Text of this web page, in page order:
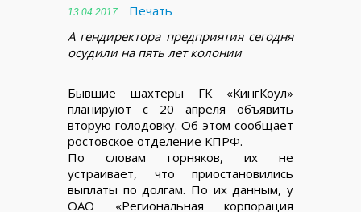
13.04.2017
Печать
А гендиректора предприятия сегодня
осудили на пять лет колонии
Бывшие шахтеры ГК «КингКоул»
планируют с 20 апреля объявить
вторую голодовку. Об этом сообщает
ростовское отделение КПРФ.
По словам горняков, их не
устраивает, что приостановились
выплаты по долгам. По их данным, у
ОАО «Региональная корпорация